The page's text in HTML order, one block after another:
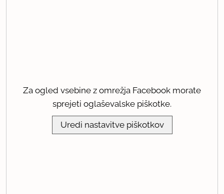
Za ogled vsebine z omrežja Facebook morate
sprejeti oglaševalske piškotke.
Uredi nastavitve piškotkov